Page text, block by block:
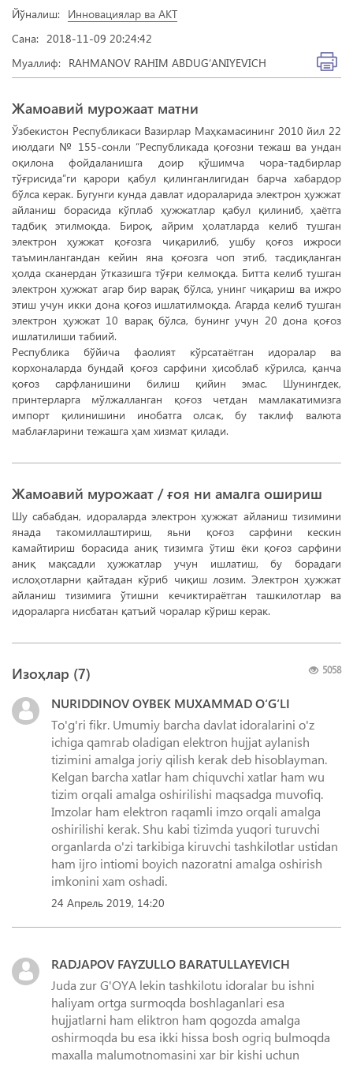
Йўналиш: Инновациялар ва АКТ
Сана: 2018-11-09 20:24:42
Муаллиф: RAHMANOV RAHIM ABDUG‘ANIYEVICH
Жамоавий мурожаат матни
Ўзбекистон Республикаси Вазирлар Маҳкамасининг 2010 йил 22
июлдаги № 155-сонли “Республикада қоғозни тежаш ва ундан
оқилона фойдаланишга доир қўшимча чора-тадбирлар
тўғрисида”ги қарори қабул қилинганлигидан барча хабардор
бўлса керак. Бугунги кунда давлат идораларида электрон ҳужжат
айланиш борасида кўплаб ҳужжатлар қабул қилиниб, ҳаётга
тадбиқ этилмоқда. Бироқ, айрим ҳолатларда келиб тушган
электрон ҳужжат қоғозга чиқарилиб, ушбу қоғоз ижроси
таъминлангандан кейин яна қоғозга чоп этиб, тасдиқланган
ҳолда сканердан ўтказишга тўғри келмоқда. Битта келиб тушган
электрон ҳужжат агар бир варақ бўлса, унинг чиқариш ва ижро
этиш учун икки дона қоғоз ишлатилмоқда. Агарда келиб тушган
электрон ҳужжат 10 варақ бўлса, бунинг учун 20 дона қоғоз
ишлатилиши табиий.
Республика бўйича фаолият кўрсатаётган идоралар ва
корхоналарда бундай қоғоз сарфини ҳисоблаб кўрилса, қанча
қоғоз сарфланишини билиш қийин эмас. Шунингдек,
принтерларга мўлжалланган қоғоз четдан мамлакатимизга
импорт қилинишини инобатга олсак, бу таклиф валюта
маблағларини тежашга ҳам хизмат қилади.
Жамоавий мурожаат / ғоя ни амалга ошириш
Шу сабабдан, идораларда электрон ҳужжат айланиш тизимини
янада такомиллаштириш, яьни қоғоз сарфини кескин
камайтириш борасида аниқ тизимга ўтиш ёки қоғоз сарфини
аниқ мақсадли ҳужжатлар учун ишлатиш, бу борадаги
ислоҳотларни қайтадан кўриб чиқиш лозим. Электрон ҳужжат
айланиш тизимига ўтишни кечиктираётган ташкилотлар ва
идораларга нисбатан қатъий чоралар кўриш керак.
5058
Изоҳлар (7)
NURIDDINOV OYBEK MUXAMMAD O‘G‘LI
To'g'ri fikr. Umumiy barcha davlat idoralarini o'z
ichiga qamrab oladigan elektron hujjat aylanish
tizimini amalga joriy qilish kerak deb hisoblayman.
Kelgan barcha xatlar ham chiquvchi xatlar ham wu
tizim orqali amalga oshirilishi maqsadga muvofiq.
Imzolar ham elektron raqamli imzo orqali amalga
oshirilishi kerak. Shu kabi tizimda yuqori turuvchi
organlarda o'zi tarkibiga kiruvchi tashkilotlar ustidan
ham ijro intiomi boyich nazoratni amalga oshirish
imkonini xam oshadi.
24 Апрель 2019, 14:20
RADJAPOV FAYZULLO BARATULLAYEVICH
Juda zur G'OYA lekin tashkilotu idoralar bu ishni
haliyam ortga surmoqda boshlaganlari esa
hujjatlarni ham eliktron ham qogozda amalga
oshirmoqda bu esa ikki hissa bosh ogriq bulmoqda
maxalla malumotnomasini xar bir kishi uchun